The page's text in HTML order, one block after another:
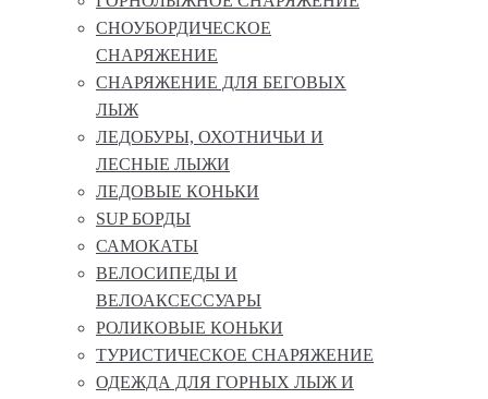
СНОУБОРДИЧЕСКОЕ
СНАРЯЖЕНИЕ
СНАРЯЖЕНИЕ ДЛЯ БЕГОВЫХ
ЛЫЖ
ЛЕДОБУРЫ, ОХОТНИЧЬИ И
ЛЕСНЫЕ ЛЫЖИ
ЛЕДОВЫЕ КОНЬКИ
SUP БОРДЫ
САМОКАТЫ
ВЕЛОСИПЕДЫ И
ВЕЛОАКСЕССУАРЫ
РОЛИКОВЫЕ КОНЬКИ
ТУРИСТИЧЕСКОЕ СНАРЯЖЕНИЕ
ОДЕЖДА ДЛЯ ГОРНЫХ ЛЫЖ И